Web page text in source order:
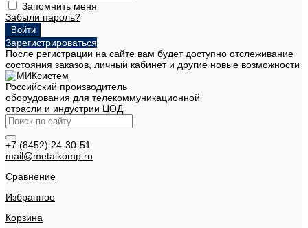
Запомнить меня
Забыли пароль?
Зарегистрироваться
После регистрации на сайте вам будет доступно отслеживание
состояния заказов, личный кабинет и другие новые возможности
Российский производитель
оборудования для телекоммуникационной
отрасли и индустрии ЦОД
+7 (8452) 24-30-51
mail@metalkomp.ru
Сравнение
Избранное
Корзина